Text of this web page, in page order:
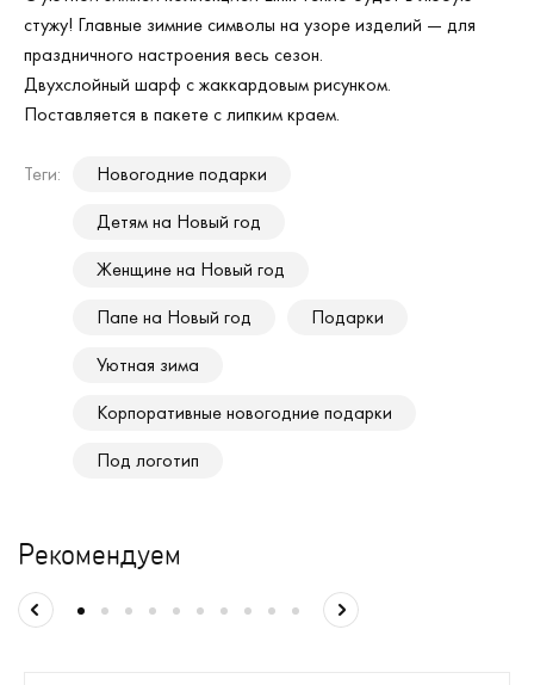
стужу! Главные зимние символы на узоре изделий — для
праздничного настроения весь сезон.
Двухслойный шарф с жаккардовым рисунком.
Поставляется в пакете с липким краем.
Теги:
Новогодние подарки
Детям на Новый год
Женщине на Новый год
Папе на Новый год
Подарки
Уютная зима
Корпоративные новогодние подарки
Под логотип
Рекомендуем